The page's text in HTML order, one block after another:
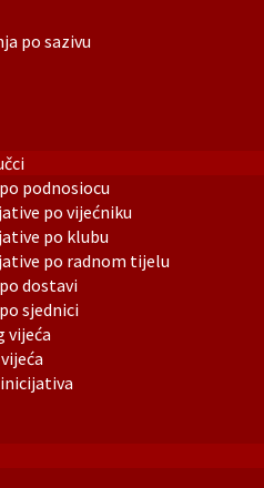
po sazivu
podnosiocu
po vijećniku
po klubu
po radnom tijelu
dostavi
sjednici
vijeća